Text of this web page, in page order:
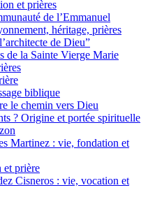
et prières
de l’Emmanuel
héritage, prières
de Dieu”
de la Sainte Vierge Marie
biblique
le chemin vers Dieu
? Origine et portée spirituelle
Martinez : vie, fondation et
et prière
Cisneros : vie, vocation et